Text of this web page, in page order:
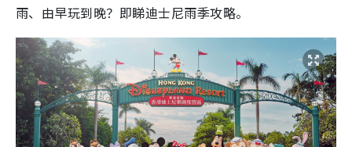
雨、由早玩到晚？即睇迪士尼雨季攻略。